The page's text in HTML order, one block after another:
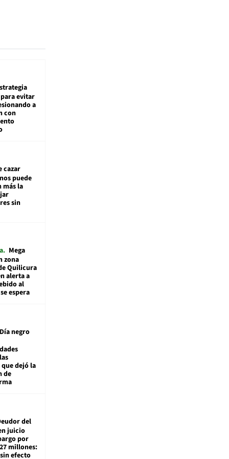
evitar
a
con
cazar
puede
más la
sin
Mega
zona
Quilicura
alerta a
al
espera
negro
dejó la
de
del
juicio
por
millones:
efecto